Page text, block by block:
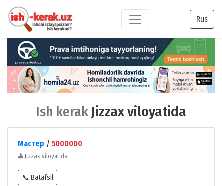
Rus
Ish kerak Jizzax viloyatida
Мастер / 5000000
⛳ Jizzax viloyatida
📞 Batafsil